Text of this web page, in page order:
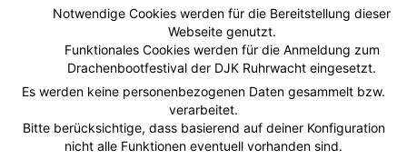
Nähere Informationen:
Christine Metzing 0177 7743272
DJK Ruhrwacht e. V. Mülheim Ruhr
Mintarder Straße 19
45481 Mülheim
Notwendige Cookies werden für die Bereitstellung dieser
Webseite genutzt.
Funktionales Cookies werden für die Anmeldung zum
Drachenbootfestival der DJK Ruhrwacht eingesetzt.
Es werden keine personenbezogenen Daten gesammelt bzw.
verarbeitet.
Bitte berücksichtige, dass basierend auf deiner Konfiguration
nicht alle Funktionen eventuell vorhanden sind.